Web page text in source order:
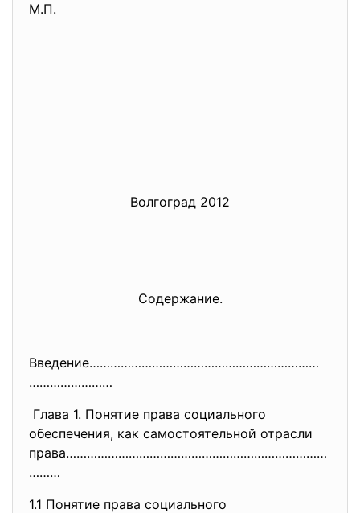
М.П.
Волгоград 2012
Содержание.
Введение…………………………………………………………
……………………
Глава 1. Понятие права социального
обеспечения, как самостоятельной отрасли
права…………………………………………………………………
………
1.1 Понятие права социального